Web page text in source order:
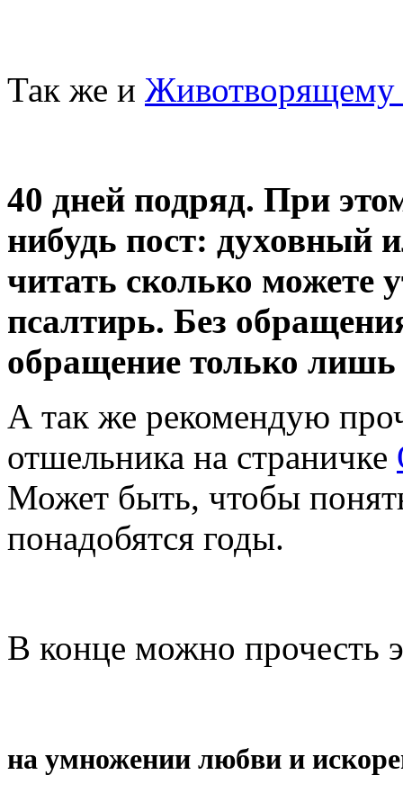
Так же и Животворящему
40 дней подряд. При
нибудь пост: духовный
читать сколько можете
псалтирь. Без
обращение только
А так же рекомендую
отшельника на страничке
Может быть, чтобы
понадобятся годы.
В конце можно прочесть
на умножении любви и